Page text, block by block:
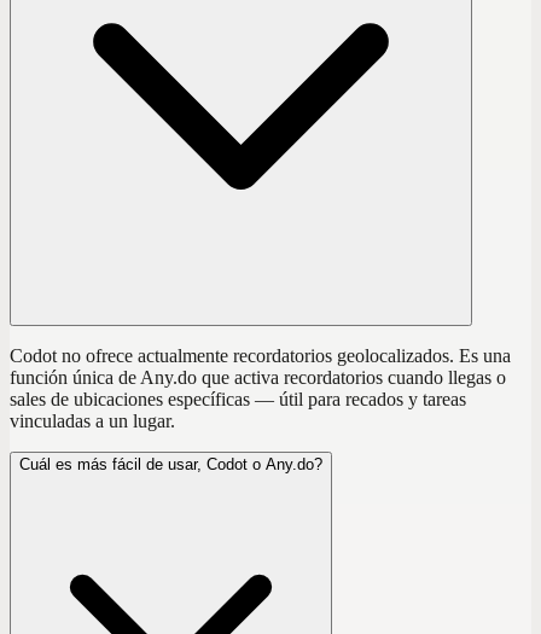
Codot no ofrece actualmente recordatorios geolocalizados. Es una
función única de Any.do que activa recordatorios cuando llegas o
sales de ubicaciones específicas — útil para recados y tareas
vinculadas a un lugar.
Cuál es más fácil de usar, Codot o Any.do?